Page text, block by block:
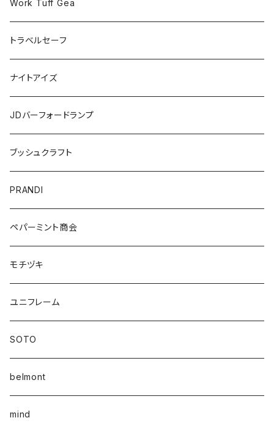
Work Tuff Gea
トラベルセーフ
ナイトアイズ
JDバーフォードランプ
ブッシュクラフト
PRANDI
ペパーミント商会
モチヅキ
ユニフレーム
SOTO
belmont
mind